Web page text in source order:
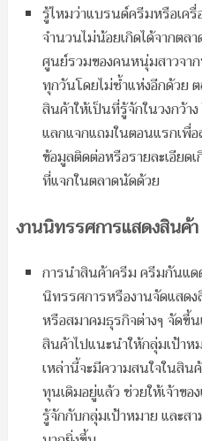
รู้ไหมว่าแบรนด์ครีมหรือเครื่
จำนวนไม่น้อยเกิดได้จากตล
ศูนย์รวมของคนหนุ่มสาวจา
ทุกวันโดยไม่ซ้ำแห่งอีกด้วย
สินค้าให้เป็นที่รู้จักในวงกว้า
แลกแจกแถมในตอนแรกเพื่
ข้อมูลติดต่อหรือรายละเอีย
ที่แจกในตลาดนัดด้วย
งานนิทรรศการแสดงสินค้า
การนำสินค้าครีม ครีมกันแด
นิทรรศการหรืองานจัดแสด
หรือสมาคมธุรกิจต่างๆ จัดขึ้
สินค้าไปแนะนำให้กลุ่มเป้า
เหล่านี้จะมีความสนใจในสิน
ทุนเดิมอยู่แล้ว ช่วยให้เจ้าข
รู้จักกับกลุ่มเป้าหมาย และ